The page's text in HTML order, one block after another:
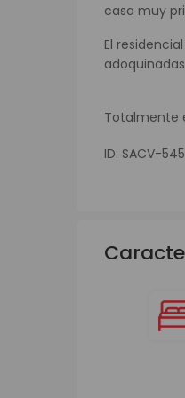
casa muy
El
Totalmente
ID: SACV-